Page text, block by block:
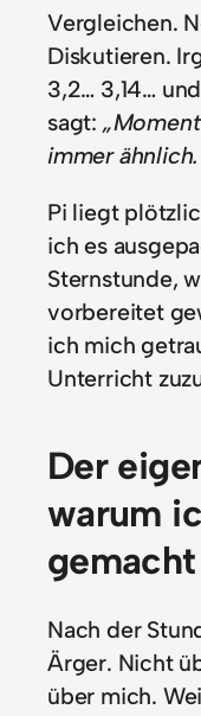
Vergleichen.
Diskutieren.
3,2… 3,14…
sagt:
immer
Pi liegt
ich es
Sternstunde,
vorbereitet
ich mich
Unterricht
Der
warum
Nach der
Ärger. Nicht
über mich.